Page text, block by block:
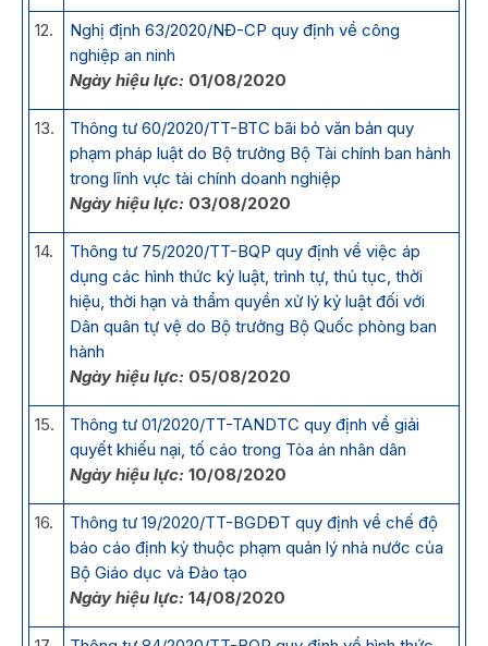
12.
Nghị định 63/2020/NĐ-CP quy định về công
nghiệp an ninh
Ngày hiệu lực: 01/08/2020
13.
Thông tư 60/2020/TT-BTC bãi bỏ văn bản quy
phạm pháp luật do Bộ trưởng Bộ Tài chính ban hành
trong lĩnh vực tài chính doanh nghiệp
Ngày hiệu lực: 03/08/2020
14.
Thông tư 75/2020/TT-BQP quy định về việc áp
dụng các hình thức kỷ luật, trình tự, thủ tục, thời
hiệu, thời hạn và thẩm quyền xử lý kỷ luật đối với
Dân quân tự vệ do Bộ trưởng Bộ Quốc phòng ban
hành
Ngày hiệu lực: 05/08/2020
15.
Thông tư 01/2020/TT-TANDTC quy định về giải
quyết khiếu nại, tố cáo trong Tòa án nhân dân
Ngày hiệu lực: 10/08/2020
16.
Thông tư 19/2020/TT-BGDĐT quy định về chế độ
báo cáo định kỳ thuộc phạm quản lý nhà nước của
Bộ Giáo dục và Đào tạo
Ngày hiệu lực: 14/08/2020